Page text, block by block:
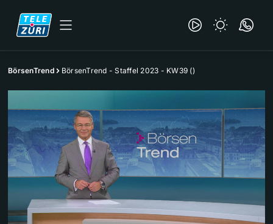
BörsenTrend BörsenTrend - Staffel 2023 - KW39 ()